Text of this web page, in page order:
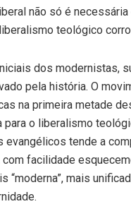
não só é
teológico
dos modernistas,
pela história. O
na primeira metade
para o liberalismo
evangélicos tende a
facilidade
“moderna”, mais